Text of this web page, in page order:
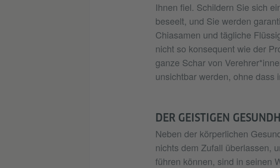
Ihnen fiel. Schildern Sie sich
beseelt, und Sie werden
Chiasamen und tägliche
nicht so konsequent wie der
ganze Schar von
unsichtbar werden, ohne dass
DER GEISTIGEN
Neben der körperlichen
nichts dem Zufall überlassen,
führen können, sind in seinen